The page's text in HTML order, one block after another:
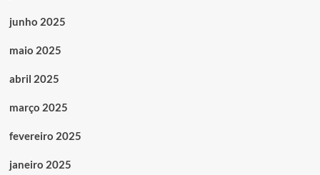
junho 2025
maio 2025
abril 2025
março 2025
fevereiro 2025
janeiro 2025